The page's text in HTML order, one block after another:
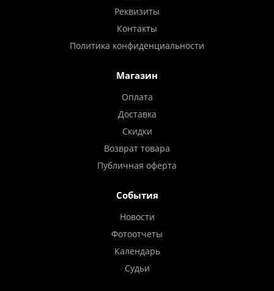
Реквизиты
Контакты
Политика конфиденциальности
Магазин
Оплата
Доставка
Скидки
Возврат товара
Публичная оферта
События
Новости
Фотоотчеты
Календарь
Судьи